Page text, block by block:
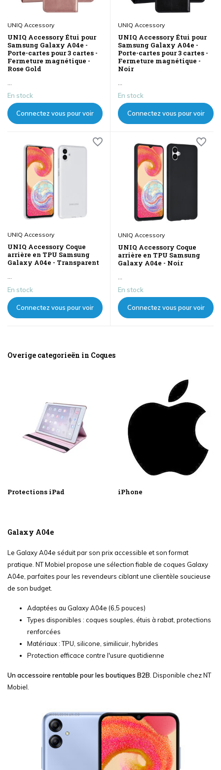
UNIQ Accessory
UNIQ Accessory Étui pour
Samsung Galaxy A04e -
Porte-cartes pour 3 cartes -
Fermeture magnétique -
Rose Gold
En stock
Connectez vous pour voir
UNIQ Accessory
UNIQ Accessory Étui pour
Samsung Galaxy A04e -
Porte-cartes pour 3 cartes -
Fermeture magnétique -
Noir
...
En stock
Connectez vous pour voir
UNIQ Accessory
UNIQ Accessory Coque
arrière en TPU Samsung
Galaxy A04e - Transparent
...
En stock
Connectez vous pour voir
UNIQ Accessory
UNIQ Accessory Coque
arrière en TPU Samsung
Galaxy A04e - Noir
...
En stock
Connectez vous pour voir
Overige categorieën in Coques
Protections iPad iPhone
Galaxy A04e
Le Galaxy A04e séduit par son prix accessible et son format
pratique. NT Mobiel propose une sélection fiable de coques Galaxy
A04e, parfaites pour les revendeurs ciblant une clientèle soucieuse
de son budget.
Adaptées au Galaxy A04e (6,5 pouces)
Types disponibles : coques souples, étuis à rabat, protections
renforcées
Matériaux : TPU, silicone, similicuir, hybrides
Protection efficace contre l'usure quotidienne
Un accessoire rentable pour les boutiques B2B . Disponible chez NT
Mobiel.